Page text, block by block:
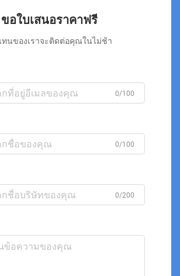
ขอใบเสนอราคาฟรี
ทนของเราจะติดต่อคุณในไม่ช้า
0/100
0/100
0/200